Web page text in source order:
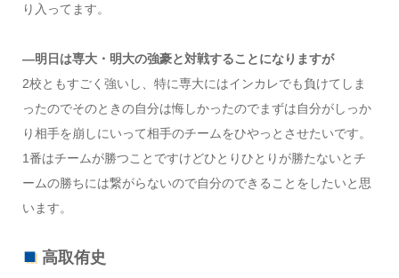
り入ってます。
―明日は専大・明大の強豪と対戦することになりますが
2校ともすごく強いし、特に専大にはインカレでも負けてしま
ったのでそのときの自分は悔しかったのでまずは自分がしっか
り相手を崩しにいって相手のチームをひやっとさせたいです。
1番はチームが勝つことですけどひとりひとりが勝たないとチ
ームの勝ちには繋がらないので自分のできることをしたいと思
います。
高取侑史